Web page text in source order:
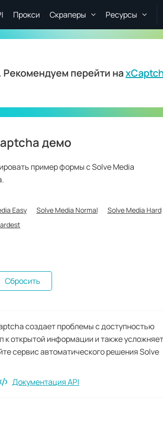
Прокси Скраперы Ресурсы
Рекомендуем перейти на
демо
пример формы с Solve Media
Easy Solve Media Normal
Solve Media Hard
Сбросить
создает проблемы с доступностью
к открытой информации и также усложняет
сервис автоматического решения Solve
Документация API